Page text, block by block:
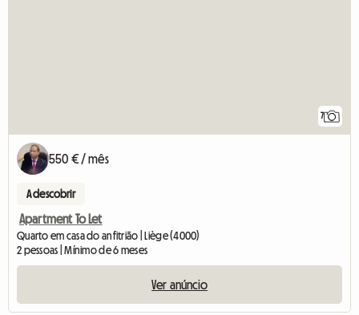
7
550 € / mês
A descobrir
Apartment To Let
Quarto em casa do anfitrião | Liège (4000)
2 pessoas | Mínimo de 6 meses
Ver anúncio